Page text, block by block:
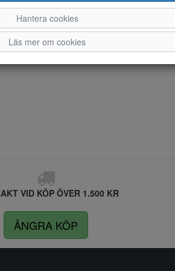
VID KÖP ÖVER 1.500 KR
ÅNGRA KÖP
Hantera cookies
Läs mer om cookies